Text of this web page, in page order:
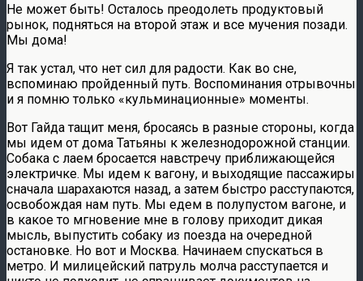
Не может быть! Осталось преодолеть продуктовый
рынок, подняться на второй этаж и все мучения позади.
Мы дома!
Я так устал, что нет сил для радости. Как во сне,
вспоминаю пройденный путь. Воспоминания отрывочны
и я помню только «кульминационные» моменты.
Вот Гайда тащит меня, бросаясь в разные стороны, когда
мы идем от дома Татьяны к железнодорожной станции.
Собака с лаем бросается навстречу приближающейся
электричке. Мы идем к вагону, и выходящие пассажиры
сначала шарахаются назад, а затем быстро расступаются,
освобождая нам путь. Мы едем в полупустом вагоне, и
в какое то мгновение мне в голову приходит дикая
мысль, выпустить собаку из поезда на очередной
остановке. Но вот и Москва. Начинаем спускаться в
метро. И милицейский патруль молча расступается и